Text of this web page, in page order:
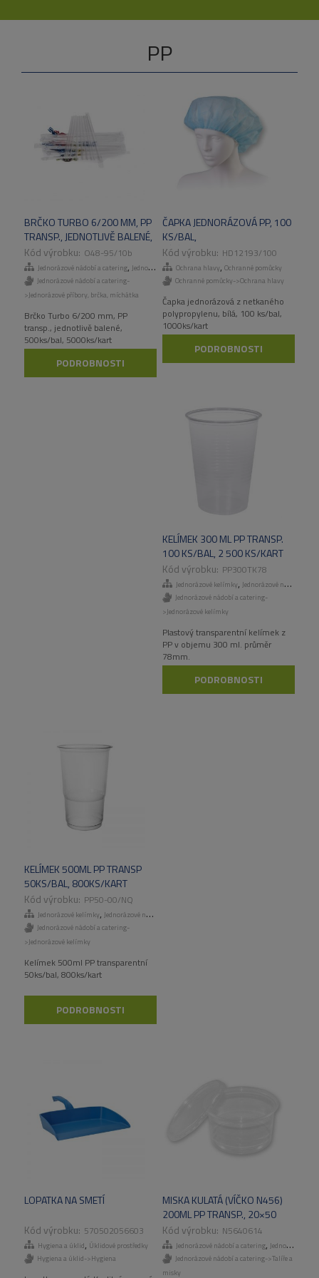
PP
BRČKO TURBO 6/200 MM, PP
TRANSP., JEDNOTLIVĚ BALENÉ,
500KS/BAL, 5000KS/KART
O48-95/10b
Jednorázové nádobí a catering, Jednorázové příbory, brčka, míchátka ,VÝPRODEJ
Jednorázové nádobí a catering-
>Jednorázové příbory, brčka, míchátka
Brčko Turbo 6/200 mm, PP
transp., jednotlivě balené,
500ks/bal, 5000ks/kart
PODROBNOSTI
ČAPKA JEDNORÁZOVÁ PP, 100
KS/BAL,
HD12193/100
Ochrana hlavy, Ochranné pomůcky
Ochranné pomůcky->Ochrana hlavy
Čapka jednorázová z netkaného
polypropylenu, bílá, 100 ks/bal,
1000ks/kart
PODROBNOSTI
KELÍMEK 300 ML PP TRANSP.
100 KS/BAL, 2 500 KS/KART
PP300TK78
Jednorázové kelímky, Jednorázové nádobí a catering
Jednorázové nádobí a catering-
>Jednorázové kelímky
Plastový transparentní kelímek z
PP v objemu 300 ml. průměr
78mm.
PODROBNOSTI
KELÍMEK 500ML PP TRANSP
50KS/BAL, 800KS/KART
PP50-00/NQ
Jednorázové kelímky, Jednorázové nádobí a catering
Jednorázové nádobí a catering-
>Jednorázové kelímky
Kelímek 500ml PP transparentní
50ks/bal, 800ks/kart
PODROBNOSTI
LOPATKA NA SMETÍ
570502056603
Hygiena a úklid, Úklidové prostředky
Hygiena a úklid->Hygiena
MISKA KULATÁ (VÍČKO N456)
200ML PP TRANSP., 20×50
KS/KART
N5640614
Jednorázové nádobí a catering, Jednorázové talíře a misky
Jednorázové nádobí a catering->Talíře a
misky